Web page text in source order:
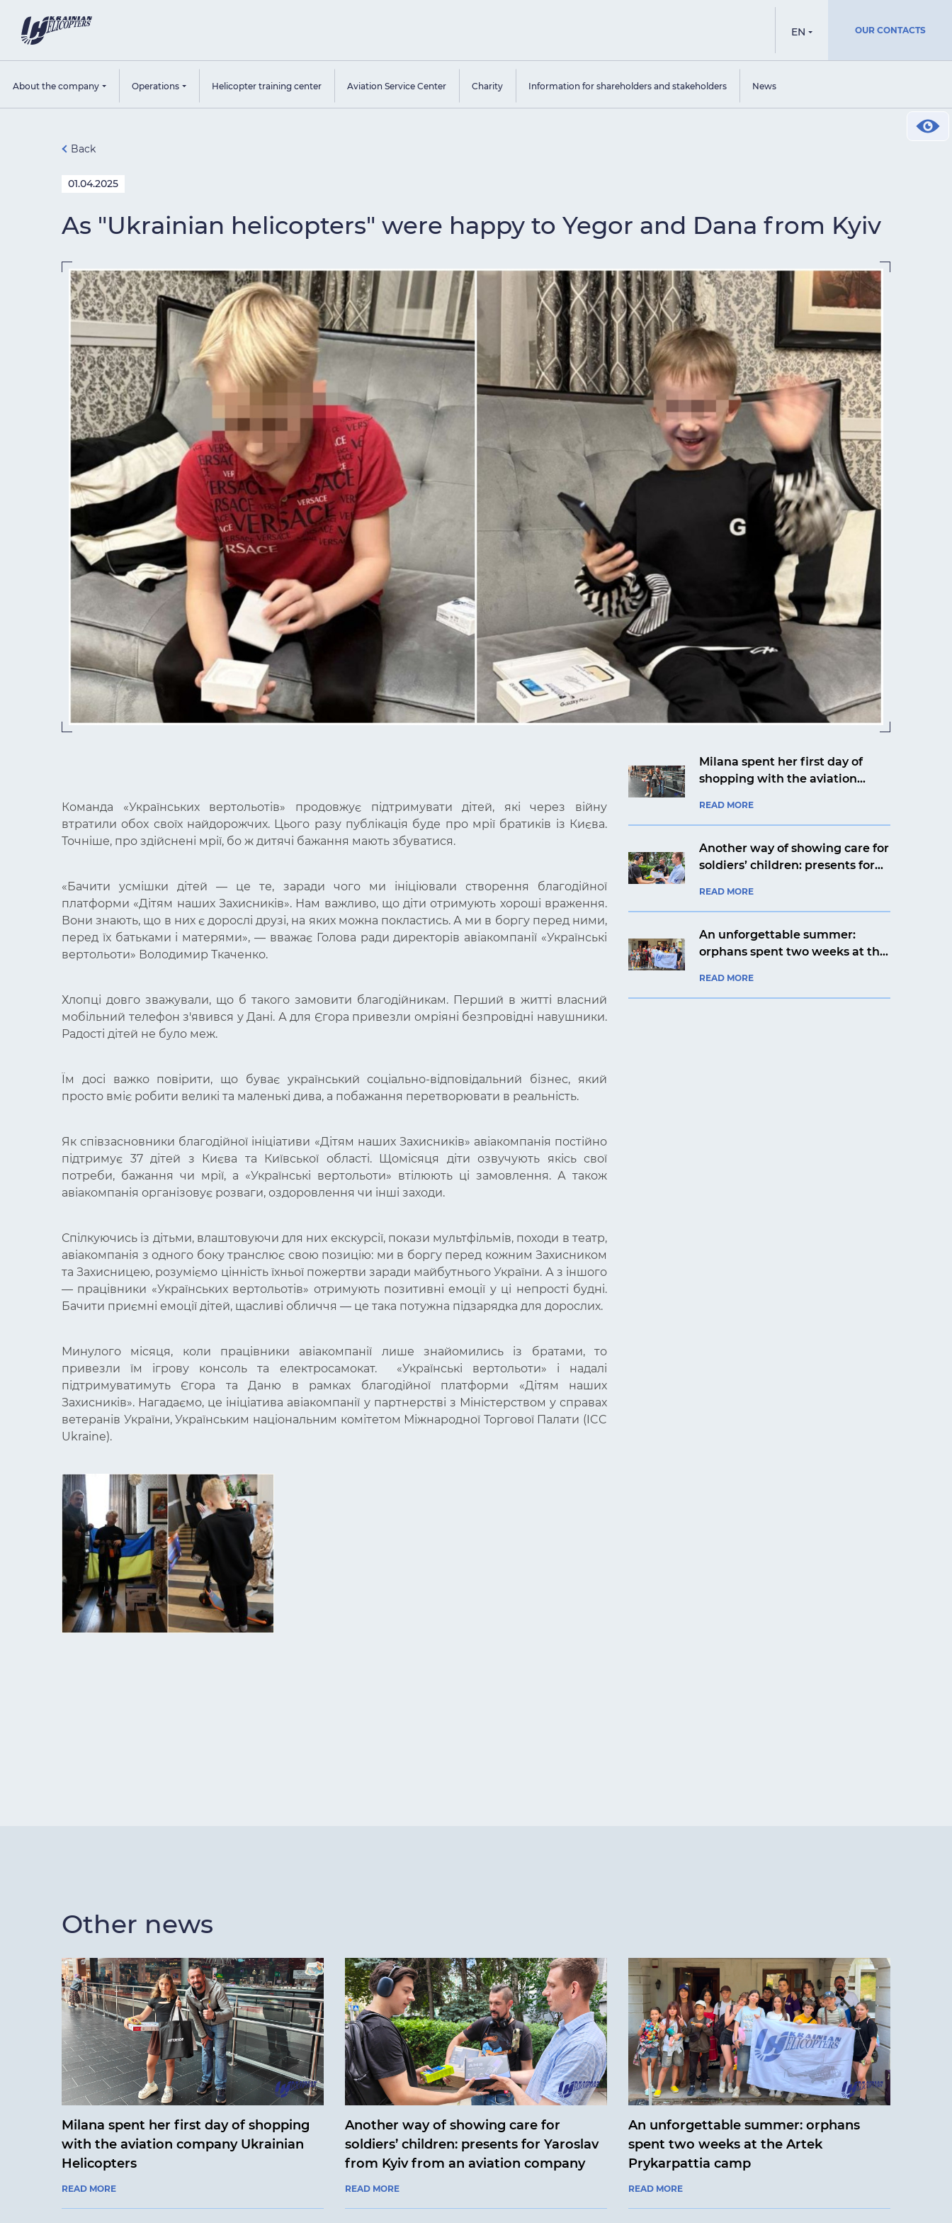
EN OUR CONTACTS
About the company Operations Helicopter training center Aviation Service Center Charity Information for shareholders and stakeholders News
Back
01.04.2025
As "Ukrainian helicopters" were happy to Yegor and Dana from Kyiv
Команда «Українських вертольотів» продовжує підтримувати дітей, які через війну
втратили обох своїх найдорожчих. Цього разу публікація буде про мрії братиків із Києва.
Точніше, про здійснені мрії, бо ж дитячі бажання мають збуватися.
«Бачити усмішки дітей — це те, заради чого ми ініціювали створення благодійної
платформи «Дітям наших Захисників». Нам важливо, що діти отримують хороші враження.
Вони знають, що в них є дорослі друзі, на яких можна покластись. А ми в боргу перед ними,
перед їх батьками і матерями», — вважає Голова ради директорів авіакомпанії «Українські
вертольоти» Володимир Ткаченко.
Хлопці довго зважували, що б такого замовити благодійникам. Перший в житті власний
мобільний телефон з'явився у Дані. А для Єгора привезли омріяні безпровідні навушники.
Радості дітей не було меж.
Їм досі важко повірити, що буває український соціально-відповідальний бізнес, який
просто вміє робити великі та маленькі дива, а побажання перетворювати в реальність.
Як співзасновники благодійної ініціативи «Дітям наших Захисників» авіакомпанія постійно
підтримує 37 дітей з Києва та Київської області. Щомісяця діти озвучують якісь свої
потреби, бажання чи мрії, а «Українські вертольоти» втілюють ці замовлення. А також
авіакомпанія організовує розваги, оздоровлення чи інші заходи.
Спілкуючись із дітьми, влаштовуючи для них екскурсії, покази мультфільмів, походи в театр,
авіакомпанія з одного боку транслює свою позицію: ми в боргу перед кожним Захисником
та Захисницею, розуміємо цінність їхньої пожертви заради майбутнього України. А з іншого
— працівники «Українських вертольотів» отримують позитивні емоції у ці непрості будні.
Бачити приємні емоції дітей, щасливі обличчя — це така потужна підзарядка для дорослих.
Минулого місяця, коли працівники авіакомпанії лише знайомились із братами, то
привезли їм ігрову консоль та електросамокат. «Українські вертольоти» і надалі
підтримуватимуть Єгора та Даню в рамках благодійної платформи «Дітям наших
Захисників». Нагадаємо, це ініціатива авіакомпанії у партнерстві з Міністерством у справах
ветеранів України, Українським національним комітетом Міжнародної Торгової Палати (ICC
Ukraine).
Milana spent her first day of
shopping with the aviation
READ MORE
Another way of showing care for
soldiers’ children: presents for
aviation company
READ MORE
An unforgettable summer:
orphans spent two weeks at the
READ MORE
Other news
Milana spent her first day of shopping
with the aviation company Ukrainian
Helicopters
READ MORE
Another way of showing care for
soldiers’ children: presents for Yaroslav
from Kyiv from an aviation company
READ MORE
An unforgettable summer: orphans
spent two weeks at the Artek
Prykarpattia camp
READ MORE